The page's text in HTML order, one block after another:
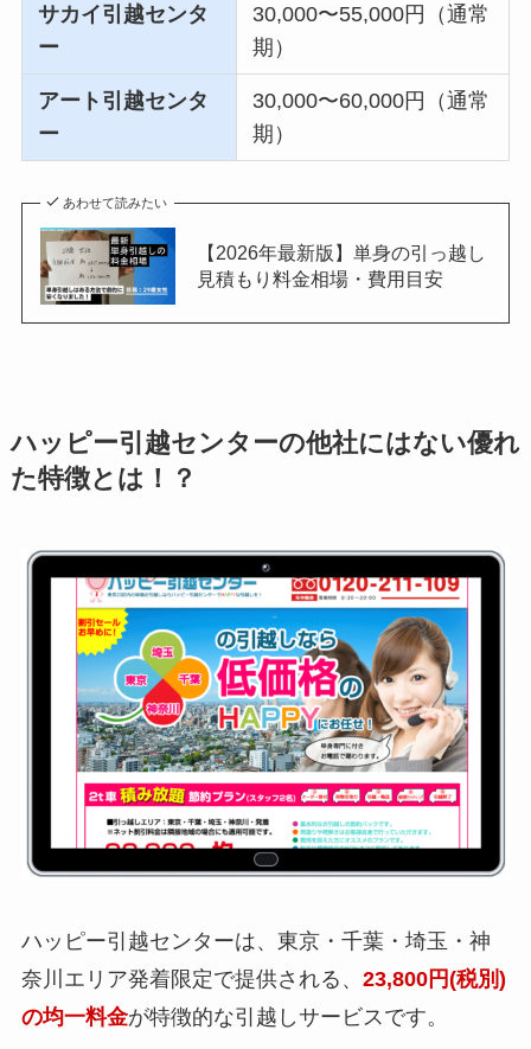
サカイ引越センタ
ー
30,000〜55,000円（通常
期）
アート引越センタ
ー
30,000〜60,000円（通常
期）
あわせて読みたい
【2026年最新版】単身の引っ越し
見積もり料金相場・費用目安
ハッピー引越センターの他社にはない優れ
た特徴とは！？
ハッピー引越センターは、東京・千葉・埼玉・神
奈川エリア発着限定で提供される、 23,800円(税別)
の均一料金が特徴的な引越しサービスです。